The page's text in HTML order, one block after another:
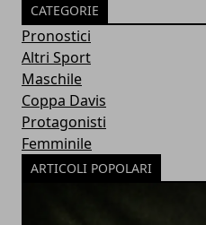
CATEGORIE
Pronostici
Altri Sport
Maschile
Coppa Davis
Protagonisti
Femminile
ARTICOLI POPOLARI